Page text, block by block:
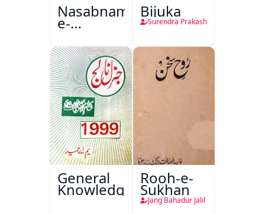
Nasabnama-
e-
Sajjadgan
Bijuka
Surendra Prakash
General
Knowledge
Rooh-e-
Sukhan
Jang Bahadur Jalil